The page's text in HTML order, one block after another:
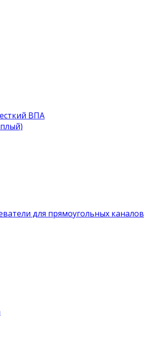
ВПА
для прямоугольных каналов